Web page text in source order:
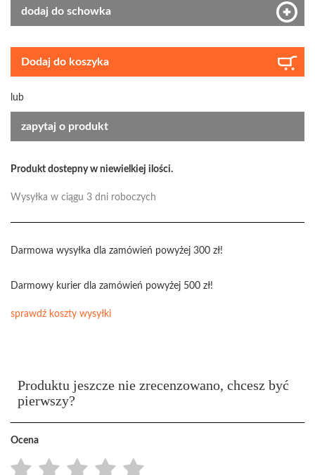
dodaj do schowka
Dodaj do koszyka
lub
zapytaj o produkt
Produkt dostepny w niewielkiej ilości.
Wysyłka w ciągu 3 dni roboczych
Darmowa wysyłka dla zamówień powyżej 300 zł!
Darmowy kurier dla zamówień powyżej 500 zł!
sprawdź koszty wysyłki
Produktu jeszcze nie zrecenzowano, chcesz być
pierwszy?
Ocena